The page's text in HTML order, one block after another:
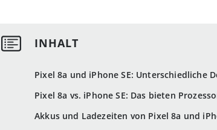
Pixel 8a und iPhone SE: Unterschiedliche
Pixel 8a vs. iPhone SE: Das bieten
Akkus und Ladezeiten von Pixel 8a und